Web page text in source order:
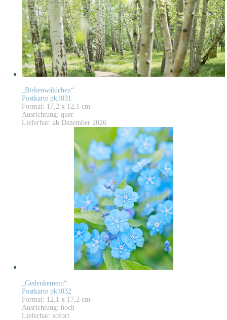
„Birkenwäldchen“
Postkarte pk1031
Format: 17,2 x 12,1 cm
Ausrichtung: quer
Lieferbar: ab Dezember 2026
„Gedenkemein“
Postkarte pk1032
Format: 12,1 x 17,2 cm
Ausrichtung: hoch
Lieferbar: sofort